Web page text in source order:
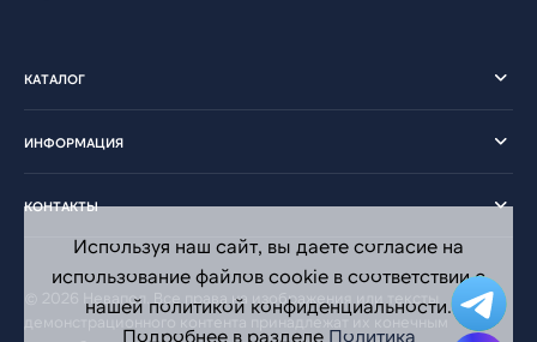
КАТАЛОГ
ИНФОРМАЦИЯ
КОНТАКТЫ
© 2026 Невапол. Все права на изображения или тексты
демонстрационного контента принадлежат их конечным
Используя наш сайт, вы даете согласие на
использование файлов cookie в соответствии с
нашей политикой конфиденциальности.
Подробнее в разделе Политика